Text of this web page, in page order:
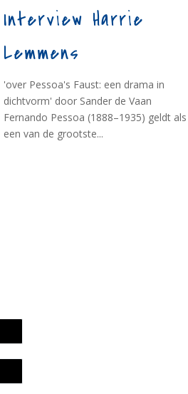
Interview Harrie
Lemmens
'over Pessoa's Faust: een drama in
dichtvorm' door Sander de Vaan
Fernando Pessoa (1888–1935) geldt als
een van de grootste...